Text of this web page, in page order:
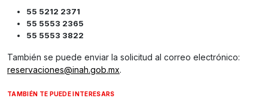
55 5212 2371
55 5553 2365
55 5553 3822
También se puede enviar la solicitud al correo electrónico:
reservaciones@inah.gob.mx.
TAMBIÉN TE PUEDE INTERESARS